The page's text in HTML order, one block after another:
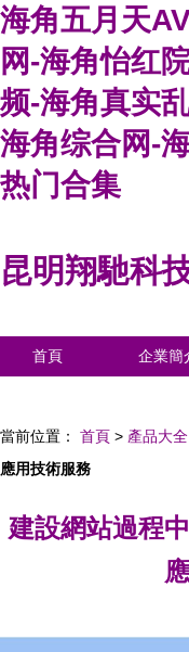
海角五月天
网-海角怡红
频-海角真实
海角综合网-
热门合集
昆明翔馳科
首頁 企業簡
當前位置： 首頁 > 產品大全
應用技術服務
建設網站過程